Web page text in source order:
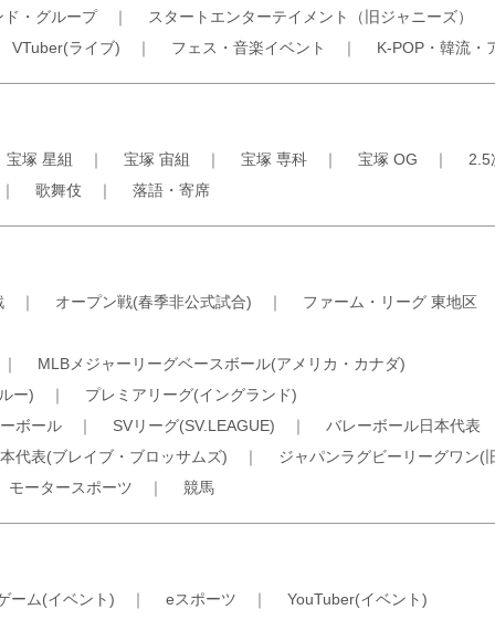
ド・グループ｜ スタートエンターテイメント（旧ジャニーズ）
VTuber(ライブ) ｜ フェス・音楽イベント ｜ K-POP・韓流・
宝塚 星組 ｜ 宝塚 宙組 ｜ 宝塚 専科 ｜ 宝塚 OG ｜ 2.5
歌舞伎 ｜ 落語・寄席
｜ オープン戦(春季非公式試合) ｜ ファーム・リーグ 東地区
MLBメジャーリーグベースボール(アメリカ・カナダ)
ー) ｜ プレミアリーグ(イングランド)
ボール ｜ SVリーグ(SV.LEAGUE) ｜ バレーボール日本代表
代表(ブレイブ・ブロッサムズ) ｜ ジャパンラグビーリーグワン(
モータースポーツ ｜ 競馬
ーム(イベント) ｜ eスポーツ ｜ YouTuber(イベント)